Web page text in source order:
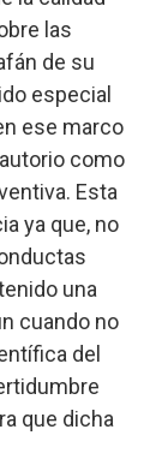
las
de su
especial
ese marco
como
Esta
ya que, no
una
cuando no
del
que dicha